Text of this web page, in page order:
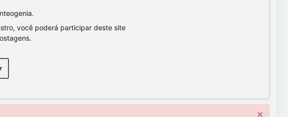
você poderá participar deste site